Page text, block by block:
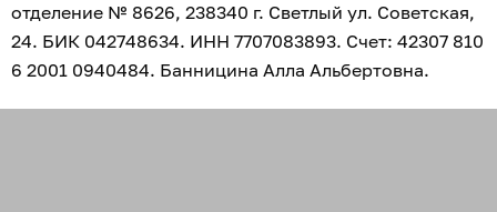
отделение № 8626, 238340 г. Светлый ул. Советская,
24. БИК 042748634. ИНН 7707083893. Счет: 42307 810
6 2001 0940484. Банницина Алла Альбертовна.